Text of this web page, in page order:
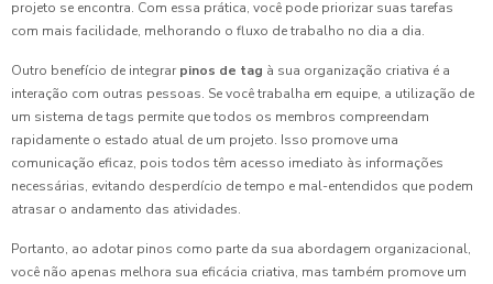
projeto se encontra. Com essa prática, você pode priorizar suas tarefas
com mais facilidade, melhorando o fluxo de trabalho no dia a dia.
Outro benefício de integrar pinos de tag à sua organização criativa é a
interação com outras pessoas. Se você trabalha em equipe, a utilização de
um sistema de tags permite que todos os membros compreendam
rapidamente o estado atual de um projeto. Isso promove uma
comunicação eficaz, pois todos têm acesso imediato às informações
necessárias, evitando desperdício de tempo e mal-entendidos que podem
atrasar o andamento das atividades.
Portanto, ao adotar pinos como parte da sua abordagem organizacional,
você não apenas melhora sua eficácia criativa, mas também promove um